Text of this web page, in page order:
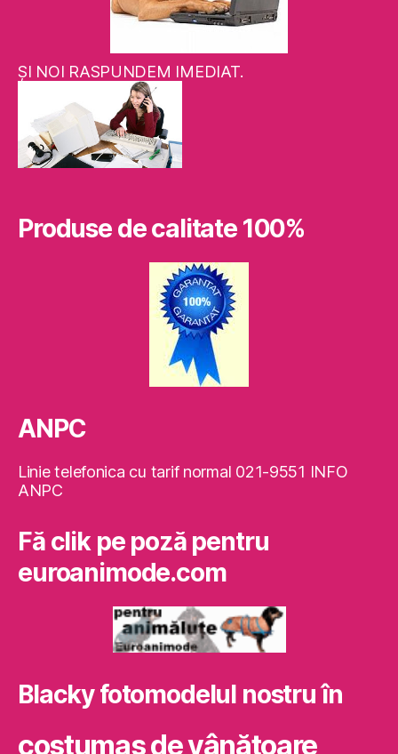
ŞI NOI RASPUNDEM IMEDIAT.
Produse de calitate 100%
ANPC
Linie telefonica cu tarif normal 021-9551 INFO
ANPC
Fă clik pe poză pentru
euroanimode.com
Blacky fotomodelul nostru în
costumaş de vânătoare